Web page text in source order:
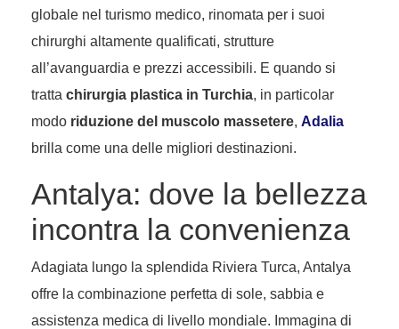
globale nel turismo medico, rinomata per i suoi
chirurghi altamente qualificati, strutture
all’avanguardia e prezzi accessibili. E quando si
tratta chirurgia plastica in Turchia, in particolar
modo riduzione del muscolo massetere, Adalia
brilla come una delle migliori destinazioni.
Antalya: dove la bellezza
incontra la convenienza
Adagiata lungo la splendida Riviera Turca, Antalya
offre la combinazione perfetta di sole, sabbia e
assistenza medica di livello mondiale. Immagina di